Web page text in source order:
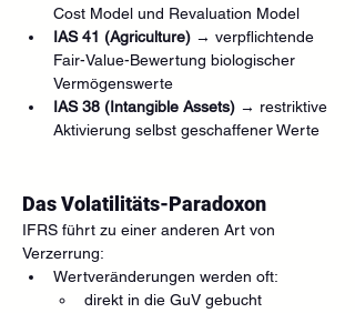
Cost Model und Revaluation Model
IAS 41 (Agriculture) → verpflichtende
Fair-Value-Bewertung biologischer
Vermögenswerte
IAS 38 (Intangible Assets) → restriktive
Aktivierung selbst geschaffener Werte
Das Volatilitäts-Paradoxon
IFRS führt zu einer anderen Art von
Verzerrung:
Wertveränderungen werden oft:
direkt in die GuV gebucht